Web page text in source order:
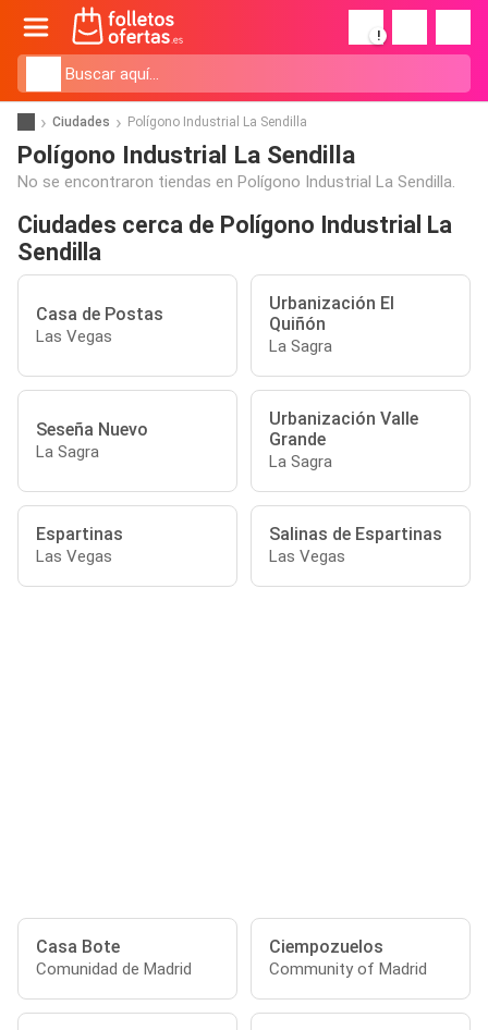
!
Ciudades Polígono Industrial La Sendilla
Polígono Industrial La Sendilla
No se encontraron tiendas en Polígono Industrial La Sendilla.
Ciudades cerca de Polígono Industrial La
Sendilla
Casa de Postas
Las Vegas
Urbanización El
Quiñón
La Sagra
Seseña Nuevo
La Sagra
Urbanización Valle
Grande
La Sagra
Espartinas
Las Vegas
Salinas de Espartinas
Las Vegas
Casa Bote
Comunidad de Madrid
Ciempozuelos
Community of Madrid